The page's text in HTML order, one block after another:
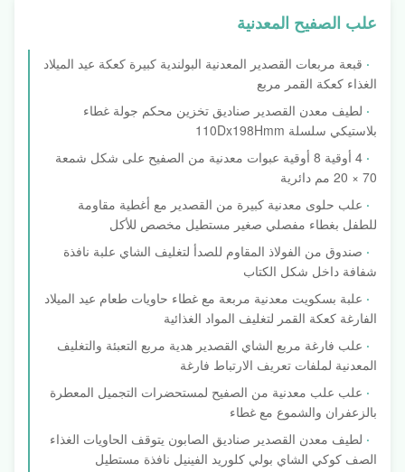
علب الصفيح المعدنية
قبعة مربعات القصدير المعدنية البولندية كبيرة كعكة عيد الميلاد
الغذاء كعكة القمر مربع
لطيف معدن القصدير صناديق تخزين محكم جولة غطاء
بلاستيكي سلسلة 110Dx198Hmm
4 أوقية 8 أوقية عبوات معدنية من الصفيح على شكل شمعة
70 × 20 مم دائرية
علب حلوى معدنية كبيرة من القصدير مع أغطية مقاومة
للطفل بغطاء مفصلي صغير مستطيل مخصص للأكل
صندوق من الفولاذ المقاوم للصدأ لتغليف الشاي علبة نافذة
شفافة داخل شكل الكتاب
علبة بسكويت معدنية مربعة مع غطاء حاويات طعام عيد الميلاد
الفارغة كعكة القمر لتغليف المواد الغذائية
علب فارغة مربع الشاي القصدير هدية مربع التعبئة والتغليف
المعدنية لملفات تعريف الارتباط فارغة
علب علب معدنية من الصفيح لمستحضرات التجميل المعطرة
بالزعفران والشموع مع غطاء
لطيف معدن القصدير صناديق الصابون يتوقف الحاويات الغذاء
الصف كوكي الشاي بولي كلوريد الفينيل نافذة مستطيل